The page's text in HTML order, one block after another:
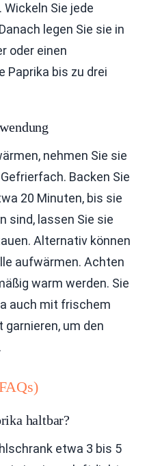
Sie jede
legen Sie sie in
oder einen
Paprika bis zu drei
nehmen Sie sie
Backen Sie
20 Minuten, bis sie
sind, lassen Sie sie
Alternativ können
aufwärmen. Achten
warm werden. Sie
auch mit frischem
um den
haltbar?
etwa 3 bis 5